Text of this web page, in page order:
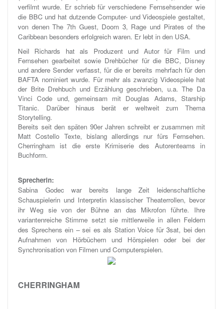
verfilmt wurde. Er schrieb für verschiedene Fernsehsender wie
die BBC und hat dutzende Computer- und Videospiele gestaltet,
von denen The 7th Guest, Doom 3, Rage und Pirates of the
Caribbean besonders erfolgreich waren. Er lebt in den USA.
Neil Richards hat als Produzent und Autor für Film und
Fernsehen gearbeitet sowie Drehbücher für die BBC, Disney
und andere Sender verfasst, für die er bereits mehrfach für den
BAFTA nominiert wurde. Für mehr als zwanzig Videospiele hat
der Brite Drehbuch und Erzählung geschrieben, u.a. The Da
Vinci Code und, gemeinsam mit Douglas Adams, Starship
Titanic. Darüber hinaus berät er weltweit zum Thema
Storytelling.
Bereits seit den späten 90er Jahren schreibt er zusammen mit
Matt Costello Texte, bislang allerdings nur fürs Fernsehen.
Cherringham ist die erste Krimiserie des Autorenteams in
Buchform.
Sprecherin:
Sabina Godec war bereits lange Zeit leidenschaftliche
Schauspielerin und Interpretin klassischer Theaterrollen, bevor
ihr Weg sie von der Bühne an das Mikrofon führte. Ihre
variantenreiche Stimme setzt sie mittlerweile in allen Feldern
des Sprechens ein – sei es als Station Voice für 3sat, bei den
Aufnahmen von Hörbüchern und Hörspielen oder bei der
Synchronisation von Filmen und Computerspielen.
CHERRINGHAM